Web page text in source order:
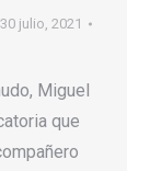
30 julio, 2021
Miguel
que